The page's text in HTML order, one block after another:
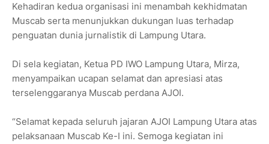
Kehadiran kedua organisasi ini menambah kekhidmatan
Muscab serta menunjukkan dukungan luas terhadap
penguatan dunia jurnalistik di Lampung Utara.
Di sela kegiatan, Ketua PD IWO Lampung Utara, Mirza,
menyampaikan ucapan selamat dan apresiasi atas
terselenggaranya Muscab perdana AJOI.
“Selamat kepada seluruh jajaran AJOI Lampung Utara atas
pelaksanaan Muscab Ke-I ini. Semoga kegiatan ini